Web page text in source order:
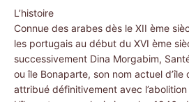
L’histoire
Connue des arabes dès le XII ème
les portugais au début du XVI ème
successivement Dina Morgabim,
ou île Bonaparte, son nom actuel d’île
attribué définitivement avec